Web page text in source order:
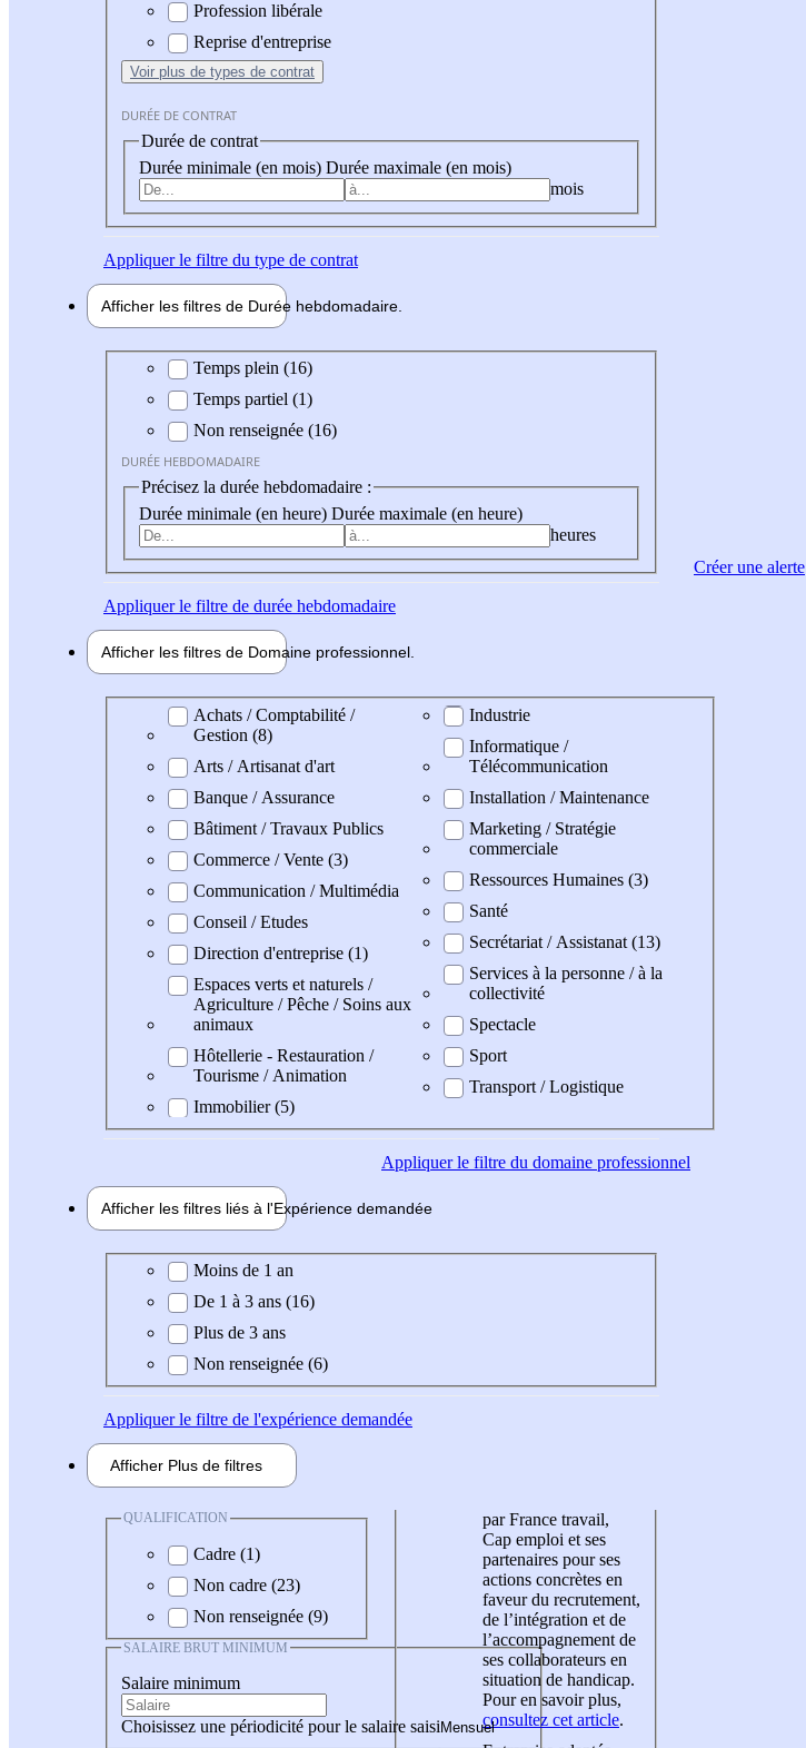
Profession libérale
Reprise d'entreprise
Voir plus de types de contrat
DURÉE DE CONTRAT
Durée de contrat
Durée minimale (en mois) Durée maximale (en mois)
mois
Appliquerle filtre du type de contrat
Afficher les filtres de Durée hebdomadaire
Durée hebdomadaire
Temps plein (16)
Temps partiel (1)
Non renseignée (16)
DURÉE HEBDOMADAIRE
Précisez la durée hebdomadaire :
Durée minimale (en heure) Durée maximale (en heure)
heures
Appliquerle filtre de durée hebdomadaire
Afficher les filtres de Domaine professionnel
Domaine professionel
Achats / Comptabilité /
Gestion (8)
Arts / Artisanat d'art
Banque / Assurance
Bâtiment / Travaux Publics
Commerce / Vente (3)
Communication / Multimédia
Conseil / Etudes
Direction d'entreprise (1)
Espaces verts et naturels /
Agriculture / Pêche / Soins aux
animaux
Hôtellerie - Restauration /
Tourisme / Animation
Immobilier (5)
Industrie
Informatique /
Télécommunication
Installation / Maintenance
Marketing / Stratégie
commerciale
Ressources Humaines (3)
Santé
Secrétariat / Assistanat (13)
Services à la personne / à la
collectivité
Spectacle
Sport
Transport / Logistique
Appliquerle filtre du domaine professionnel
Afficher les filtres liés à l'Expérience demandée
Expérience demandée
Moins de 1 an
De 1 à 3 ans (16)
Plus de 3 ans
Non renseignée (6)
Appliquerle filtre de l'expérience demandée
Afficher Plus de filtres
QUALIFICATION
Cadre (1)
Non cadre (23)
Non renseignée (9)
SALAIRE BRUT MINIMUM
Salaire minimum
Choisissez une périodicité pour le salaire saisi
par France travail,
Cap emploi et ses
partenaires pour ses
actions concrètes en
faveur du recrutement,
de l’intégration et de
l’accompagnement de
ses collaborateurs en
situation de handicap.
Pour en savoir plus,
consultez cet article.
Créer une alerte